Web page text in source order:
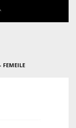
FEMEILE